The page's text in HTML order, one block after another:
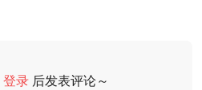
登录 后发表评论～